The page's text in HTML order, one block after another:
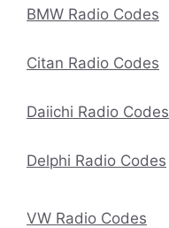
BMW Radio Codes
Citan Radio Codes
Daiichi Radio Codes
Delphi Radio Codes
VW Radio Codes